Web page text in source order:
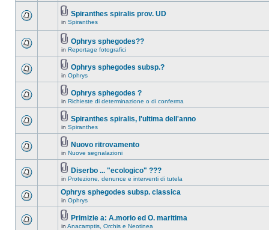
Spiranthes spiralis prov. UD
in Spiranthes
Ophrys sphegodes??
in Reportage fotografici
Ophrys sphegodes subsp.?
in Ophrys
Ophrys sphegodes ?
in Richieste di determinazione o di conferma
Spiranthes spiralis, l'ultima dell'anno
in Spiranthes
Nuovo ritrovamento
in Nuove segnalazioni
Diserbo ... "ecologico" ???
in Protezione, denunce e interventi di tutela
Ophrys sphegodes subsp. classica
in Ophrys
Primizie a: A.morio ed O. maritima
in Anacamptis, Orchis e Neotinea